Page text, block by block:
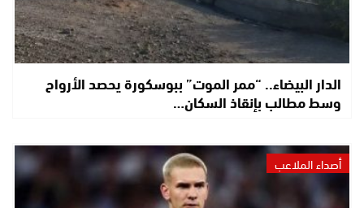
الدار البيضاء.. “ممر الموت” ببوسكورة يحصد الأرواح
وسط مطالب بإنقاذ السكان…
أصداء الملاعب